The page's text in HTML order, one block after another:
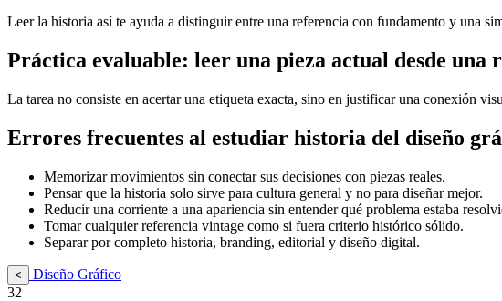
Leer la historia así te ayuda a distinguir entre una referencia con fundamento y una
Práctica evaluable: leer una pieza actual desde una
La tarea no consiste en acertar una etiqueta exacta, sino en justificar una conexión
Errores frecuentes al estudiar historia del diseño
Memorizar movimientos sin conectar sus decisiones con piezas reales.
Pensar que la historia solo sirve para cultura general y no para diseñar mejor.
Reducir una corriente a una apariencia sin entender qué problema estaba
Tomar cualquier referencia vintage como si fuera criterio histórico sólido.
Separar por completo historia, branding, editorial y diseño digital.
<
Diseño Gráfico
32